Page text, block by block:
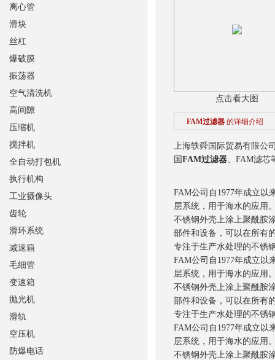
点击看大图
FAM过滤器 的详细介绍
上海轶舜国际贸易有限公
国 FAM过滤器、FAM滤芯
FAM公司自1977年成立以
层系统，用于海水的应用
不锈钢外壳上涂上聚酰胺
部件和设备，可以在所有
专注于生产水处理的不锈
FAM公司自1977年成立以
层系统，用于海水的应用
不锈钢外壳上涂上聚酰胺
部件和设备，可以在所有
专注于生产水处理的不锈
FAM公司自1977年成立以
层系统，用于海水的应用
不锈钢外壳上涂上聚酰胺
离心管
滑块
丝杠
爆破膜
振荡器
空气清洗机
高间隙
压缩机
搅拌机
全自动打包机
执行机构
工业摄像头
齿轮
滑环系统
减速箱
毛细管
变速箱
抛光机
滑轨
空压机
防爆电话